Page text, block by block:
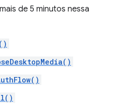
de 5 minutos nessa